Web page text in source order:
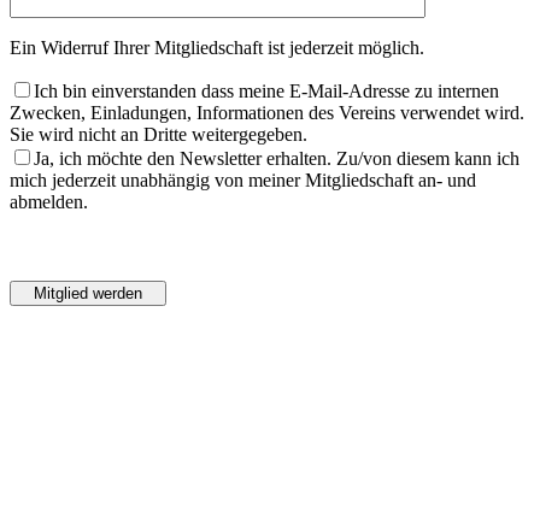
Ein Widerruf Ihrer Mitgliedschaft ist jederzeit möglich.
Ich bin einverstanden dass meine E-Mail-Adresse zu internen
Zwecken, Einladungen, Informationen des Vereins verwendet wird.
Sie wird nicht an Dritte weitergegeben.
Ja, ich möchte den Newsletter erhalten. Zu/von diesem kann ich
mich jederzeit unabhängig von meiner Mitgliedschaft an- und
abmelden.
dieses
Feld
lasse
dieses